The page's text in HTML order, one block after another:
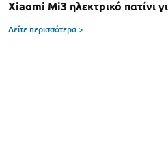
Xiaomi Mi3 ηλεκτρικό πατίνι
Δείτε περισσότερα >